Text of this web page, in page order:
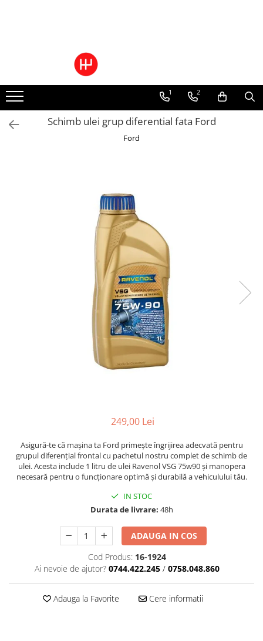
Pachete Cutie Automata
Pachete Cutie Manuala
Pachete Grup Diferential
Reparatii convertizoare de cuplu
Climatizare Auto
Piese cutii de viteze automata
1 2
Schimb ulei grup diferential fata Ford
Ford
249,00 Lei
Asigură-te că mașina ta Ford primește îngrijirea adecvată pentru
grupul diferențial frontal cu pachetul nostru complet de schimb de
ulei. Acesta include 1 litru de ulei Ravenol VSG 75w90 și manopera
necesară pentru o funcționare optimă și durabilă a vehiculului tău.
IN STOC
Durata de livrare: 48h
ADAUGA IN COS
Cod Produs: 16-1924
Ai nevoie de ajutor? 0744.422.245 / 0758.048.860
Adauga la Favorite Cere informatii